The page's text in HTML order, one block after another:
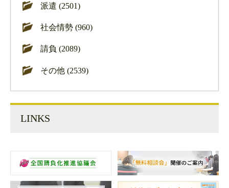
派遣 (2501)
社会情勢 (960)
請負 (2089)
その他 (2539)
LINKS